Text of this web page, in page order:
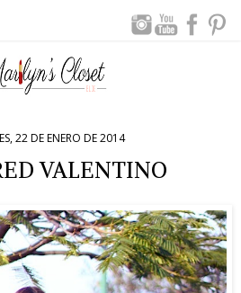
22 DE ENERO DE 2014
VALENTINO